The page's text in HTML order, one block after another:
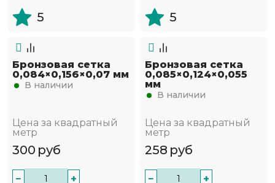
5 5
Бронзовая сетка
0,084×0,156×0,07 мм
В наличии
Цена за квадратный
метр
300 руб
− +
Бронзовая сетка
0,085×0,124×0,055
мм
В наличии
Цена за квадратный
метр
258 руб
− +